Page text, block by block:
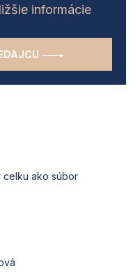
celku ako súbor
informácie